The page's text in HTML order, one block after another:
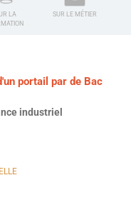
LA
SUR LE MÉTIER
portail par de Bac
industriel